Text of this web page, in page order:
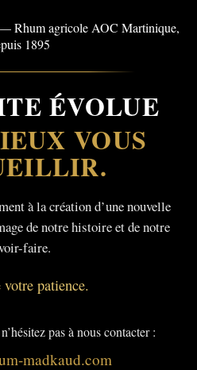
ÉVOLUE
VOUS
à la création d’une nouvelle
de notre histoire et de notre
faire.
patience.
pas à nous contacter :
madkaud.com